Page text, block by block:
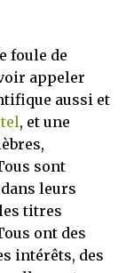
foule de
appeler
aussi et
, et une
sont
leurs
titres
ont des
intérêts, des